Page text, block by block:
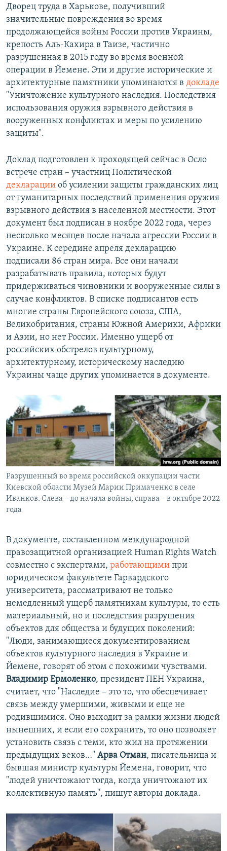
Дворец труда в Харькове, получивший
значительные повреждения во время
продолжающейся войны России против Украины,
крепость Аль-Кахира в Таизе, частично
разрушенная в 2015 году во время военной
операции в Йемене. Эти и другие исторические и
архитектурные памятники упоминаются в докладе
"Уничтожение культурного наследия. Последствия
использования оружия взрывного действия в
вооруженных конфликтах и меры по усилению
защиты".
Доклад подготовлен к проходящей сейчас в Осло
встрече стран – участниц Политической
декларации об усилении защиты гражданских лиц
от гуманитарных последствий применения оружия
взрывного действия в населенной местности. Этот
документ был подписан в ноябре 2022 года, через
несколько месяцев после начала агрессии России в
Украине. К середине апреля декларацию
подписали 86 стран мира. Все они начали
разрабатывать правила, которых будут
придерживаться чиновники и вооруженные силы в
случае конфликтов. В списке подписантов есть
многие страны Европейского союза, США,
Великобритания, страны Южной Америки, Африки
и Азии, но нет России. Именно ущерб от
российских обстрелов культурному,
архитектурному, историческому наследию
Украины чаще других упоминается в документе.
Разрушенный во время российской оккупации части
Киевской области Музей Марии Примаченко в селе
Иванков. Слева – до начала войны, справа – в октябре 2022
года
В документе, составленном международной
правозащитной организацией Human Rights Watch
совместно с экспертами, работающими при
юридическом факультете Гарвардского
университета, рассматривают не только
немедленный ущерб памятникам культуры, то есть
материальный, но и последствия разрушения
объектов для общества и будущих поколений:
"Люди, занимающиеся документированием
объектов культурного наследия в Украине и
Йемене, говорят об этом с похожими чувствами.
Владимир Ермоленко, президент ПЕН Украина,
считает, что "Наследие – это то, что обеспечивает
связь между умершими, живыми и еще не
родившимися. Оно выходит за рамки жизни людей
нынешних, и если его сохранить, то оно позволяет
установить связь с теми, кто жил на протяжении
предыдущих веков…" Арва Отман, писательница и
бывшая министр культуры Йемена, говорит, что
"людей уничтожают тогда, когда уничтожают их
коллективную память", пишут авторы доклада.